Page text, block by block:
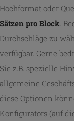
Hochformat oder
Sätzen pro Block.
Durchschläge zu
verfügbar. Gerne
Sie z.B. spezielle
allgemeine
diese Optionen
Konfigurators (auf